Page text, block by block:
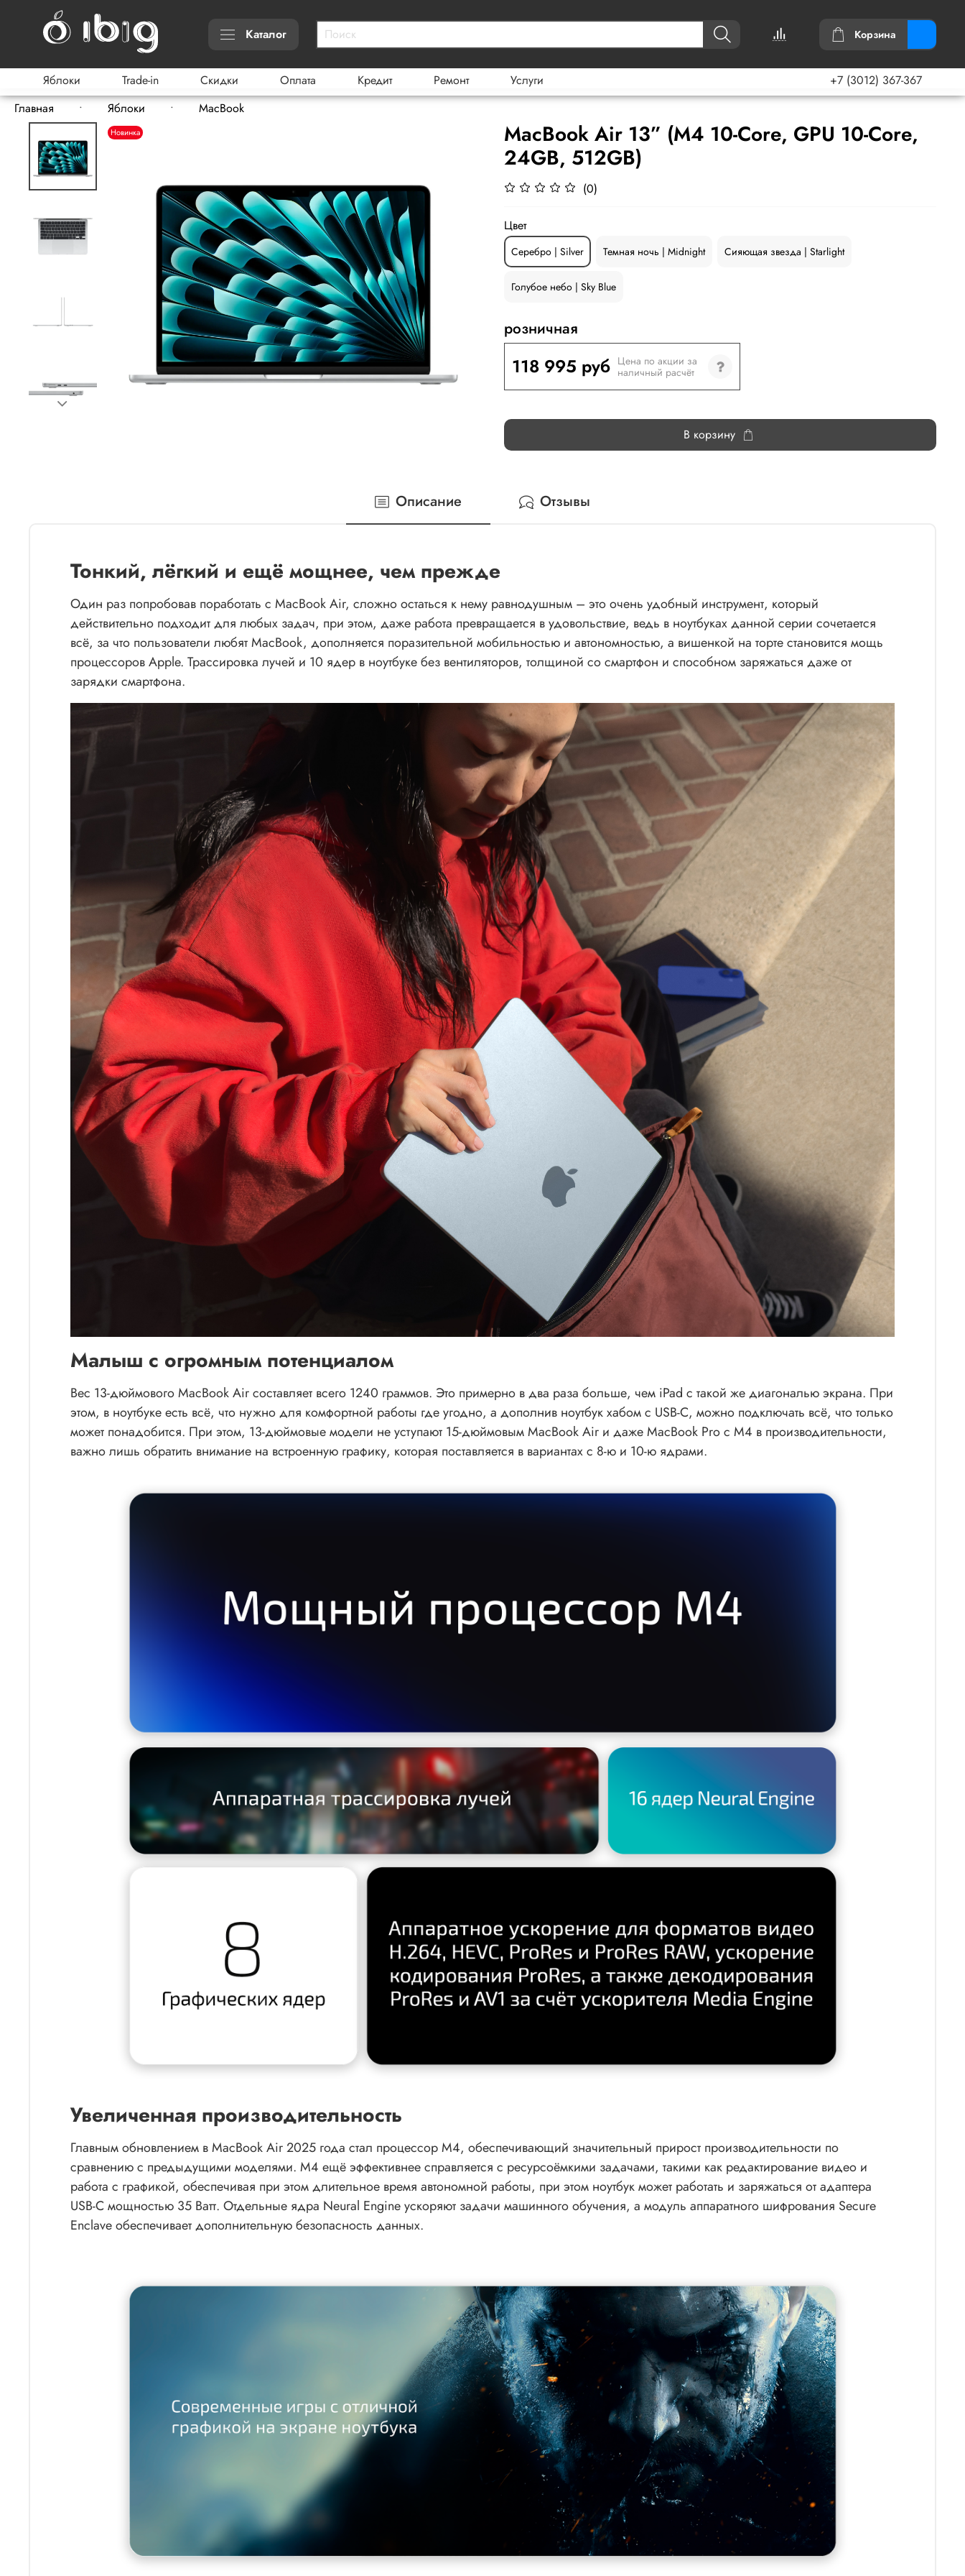
Каталог Корзина
Яблоки Trade-in Скидки Оплата Кредит Ремонт Услуги
+7 (3012) 367-367
Главная
Яблоки MacBook
Новинка
MacBook Air 13” (M4 10-Core, GPU 10-Core,
24GB, 512GB)
(0)
Цвет
Серебро | Silver Темная ночь | Midnight Сияющая звезда | Starlight
Голубое небо | Sky Blue
розничная
118 995 руб Цена по акции за
наличный расчёт
В корзину
Описание Отзывы
Тонкий, лёгкий и ещё мощнее, чем прежде
Один раз попробовав поработать с MacBook Air, сложно остаться к нему равнодушным – это очень удобный инструмент, который
действительно подходит для любых задач, при этом, даже работа превращается в удовольствие, ведь в ноутбуках данной серии сочетается
всё, за что пользователи любят MacBook, дополняется поразительной мобильностью и автономностью, а вишенкой на торте становится мощь
процессоров Apple. Трассировка лучей и 10 ядер в ноутбуке без вентиляторов, толщиной со смартфон и способном заряжаться даже от
зарядки смартфона.
Малыш с огромным потенциалом
Вес 13-дюймового MacBook Air составляет всего 1240 граммов. Это примерно в два раза больше, чем iPad с такой же диагональю экрана. При
этом, в ноутбуке есть всё, что нужно для комфортной работы где угодно, а дополнив ноутбук хабом с USB-C, можно подключать всё, что только
может понадобится. При этом, 13-дюймовые модели не уступают 15-дюймовым MacBook Air и даже MacBook Pro c M4 в производительности,
важно лишь обратить внимание на встроенную графику, которая поставляется в вариантах с 8-ю и 10-ю ядрами.
Увеличенная производительность
Главным обновлением в MacBook Air 2025 года стал процессор M4, обеспечивающий значительный прирост производительности по
сравнению с предыдущими моделями. M4 ещё эффективнее справляется с ресурсоёмкими задачами, такими как редактирование видео и
работа с графикой, обеспечивая при этом длительное время автономной работы, при этом ноутбук может работать и заряжаться от адаптера
USB-C мощностью 35 Ватт. Отдельные ядра Neural Engine ускоряют задачи машинного обучения, а модуль аппаратного шифрования Secure
Enclave обеспечивает дополнительную безопасность данных.